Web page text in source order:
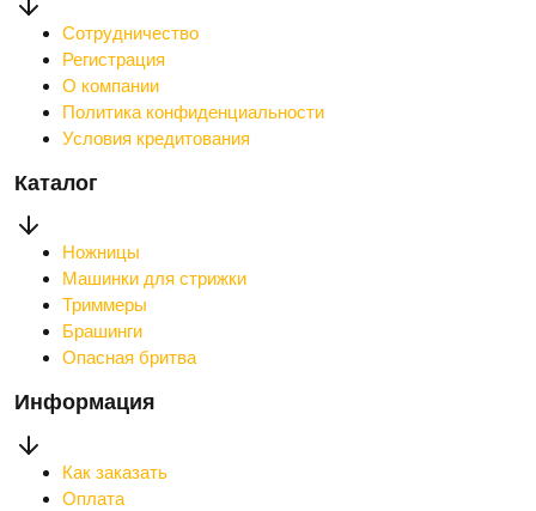
Сотрудничество
Регистрация
О компании
Политика конфиденциальности
Условия кредитования
Каталог
Ножницы
Машинки для стрижки
Триммеры
Брашинги
Опасная бритва
Информация
Как заказать
Оплата